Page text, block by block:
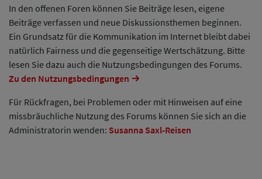
In den offenen Foren können Sie Beiträge lesen, eigene
Beiträge verfassen und neue Diskussionsthemen beginnen.
Ein Grundsatz für die Kommunikation im Internet bleibt dabei
natürlich Fairness und die gegenseitige Wertschätzung. Bitte
lesen Sie dazu auch die Nutzungsbedingungen des Forums.
Zu den Nutzungsbedingungen
Für Rückfragen, bei Problemen oder mit Hinweisen auf eine
missbräuchliche Nutzung des Forums können Sie sich an die
Administratorin wenden: Susanna Saxl-Reisen